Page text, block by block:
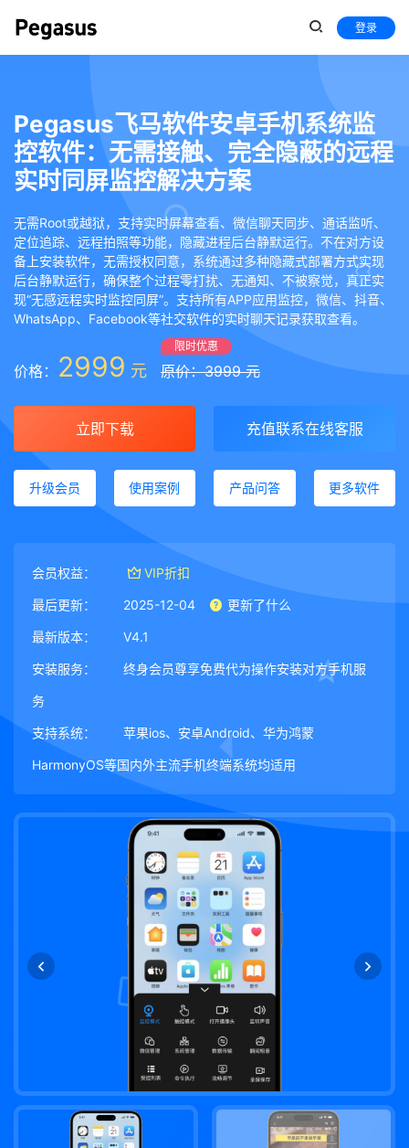
登录
Pegasus飞马软件安卓手机系统监
控软件：无需接触、完全隐蔽的远程
实时同屏监控解决方案
无需Root或越狱，支持实时屏幕查看、微信聊天同步、通话监听、
定位追踪、远程拍照等功能，隐藏进程后台静默运行。不在对方设
备上安装软件，无需授权同意，系统通过多种隐藏式部署方式实现
后台静默运行，确保整个过程零打扰、无通知、不被察觉，真正实
现“无感远程实时监控同屏”。支持所有APP应用监控，微信、抖音、
WhatsApp、Facebook等社交软件的实时聊天记录获取查看。
价格： 2999 元
限时优惠
原价：3999 元
立即下载 充值联系在线客服
升级会员 使用案例 产品问答 更多软件
会员权益： VIP折扣
最后更新： 2025-12-04 更新了什么
最新版本： V4.1
安装服务： 终身会员尊享免费代为操作安装对方手机服
务
支持系统： 苹果ios、安卓Android、华为鸿蒙
HarmonyOS等国内外主流手机终端系统均适用